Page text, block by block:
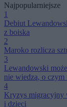
Najpopularniejsze
1
Debiut
z boiska
2
Maroko rozlicza
3
Lewandowski
nie wiedzą, o czym
4
Kryzys migracyjny
i dzieci